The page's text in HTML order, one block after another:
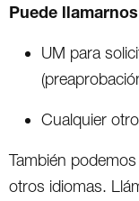
Puede
UM para
Cualquier
También
otros idiomas.